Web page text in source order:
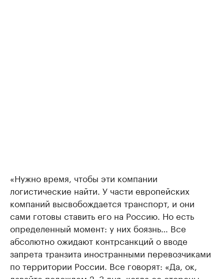
«Нужно время, чтобы эти компании
логистические найти. У части европейских
компаний высвобождается транспорт, и они
сами готовы ставить его на Россию. Но есть
определенный момент: у них боязнь… Все
абсолютно ожидают контрсанкций о вводе
запрета транзита иностранными перевозчиками
по территории России. Все говорят: «Да, ок,